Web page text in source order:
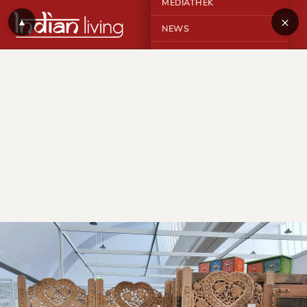
MEDIATHEK
NEWS ×
▲